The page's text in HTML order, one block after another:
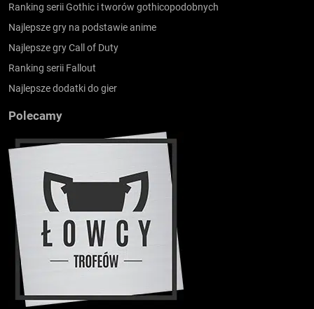
Ranking serii Gothic i tworów gothicopodobnych
Najlepsze gry na podstawie anime
Najlepsze gry Call of Duty
Ranking serii Fallout
Najlepsze dodatki do gier
Polecamy